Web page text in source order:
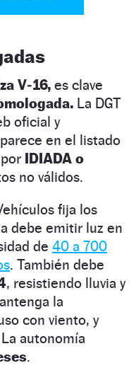
V‑16, es clave
La DGT
oficial y
en el listado
IDIADA o
no válidos.
fija los
debe emitir luz en
de 40 a 700
. También debe
, resistiendo lluvia y
la
con viento, y
autonomía
.